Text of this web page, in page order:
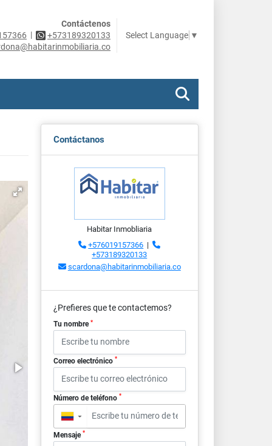
Contáctenos
|
+573189320133
Select Language ▼
Contáctanos
Habitar Inmobliaria
+576019157366 |
+573189320133
scardona@habitarinmobiliaria.co
¿Prefieres que te contactemos?
Tu nombre *
Correo electrónico *
Número de teléfono *
▼
Mensaje *